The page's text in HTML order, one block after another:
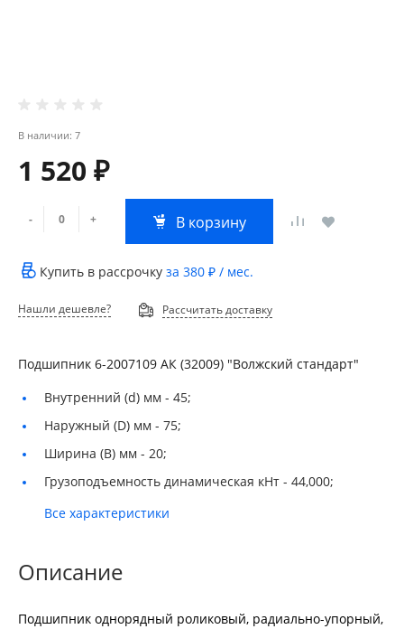
В наличии: 7
1 520 ₽
- + В корзину
Купить в рассрочку за 380 ₽ / мес.
Нашли дешевле? Рассчитать доставку
Подшипник 6-2007109 АК (32009) "Волжский стандарт"
Внутренний (d) мм - 45;
Наружный (D) мм - 75;
Ширина (B) мм - 20;
Грузоподъемность динамическая кНт - 44,000;
Все характеристики
Описание
Подшипник однорядный роликовый, радиально-упорный,